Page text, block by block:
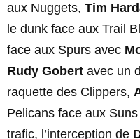
aux Nuggets, Tim
le dunk face aux Trail
face aux Spurs avec
Rudy Gobert avec un
raquette des Clippers,
Pelicans face aux
trafic, l’interception de